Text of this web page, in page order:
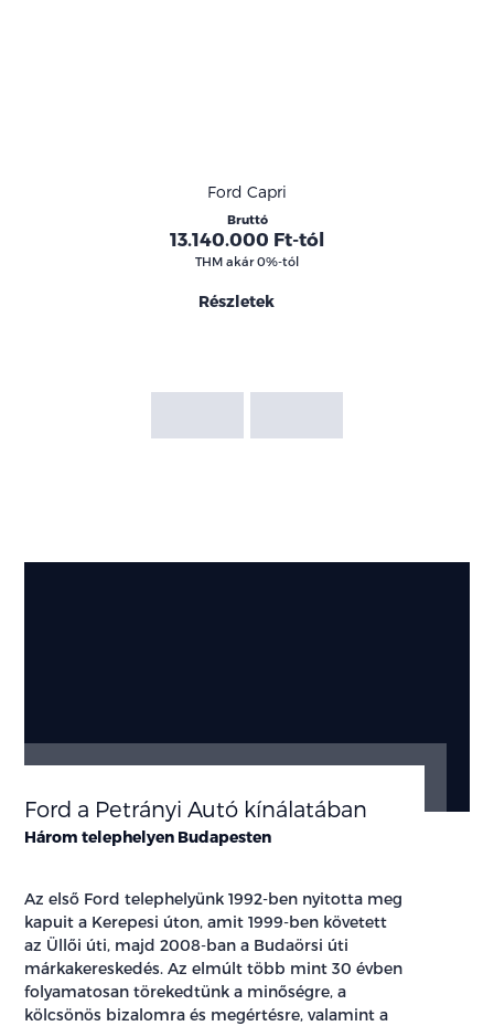
Ford Capri
Bruttó
13.140.000 Ft-tól
THM akár 0%-tól
Részletek
Ford a Petrányi Autó kínálatában
Három telephelyen Budapesten
Az első Ford telephelyünk 1992-ben nyitotta meg
kapuit a Kerepesi úton, amit 1999-ben követett
az Üllői úti, majd 2008-ban a Budaörsi úti
márkakereskedés. Az elmúlt több mint 30 évben
folyamatosan törekedtünk a minőségre, a
kölcsönös bizalomra és megértésre, valamint a